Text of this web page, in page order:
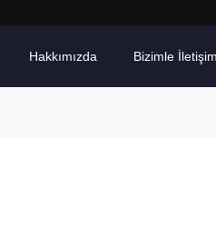
Hakkımızda Bizimle İletişim